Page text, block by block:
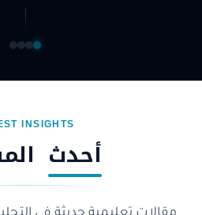
INSIGHTS
أحدث